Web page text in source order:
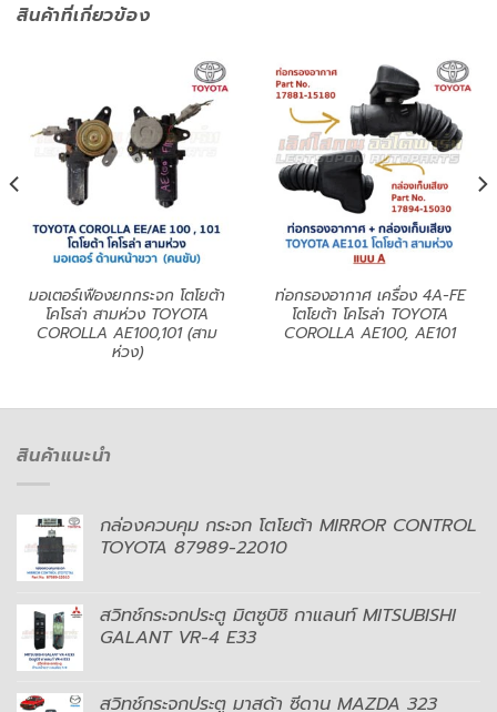
สินค้าที่เกี่ยวข้อง
มอเตอร์เฟืองยกกระจก โตโยต้า
โคโรล่า สามห่วง TOYOTA
COROLLA AE100,101 (สาม
ห่วง)
ท่อกรองอากาศ เครื่อง 4A-FE
โตโยต้า โคโรล่า TOYOTA
COROLLA AE100, AE101
สินค้าแนะนำ
กล่องควบคุม กระจก โตโยต้า MIRROR CONTROL
TOYOTA 87989-22010
สวิทช์กระจกประตู มิตซูบิชิ กาแลนท์ MITSUBISHI
GALANT VR-4 E33
สวิทช์กระจกประตู มาสด้า ซีดาน MAZDA 323